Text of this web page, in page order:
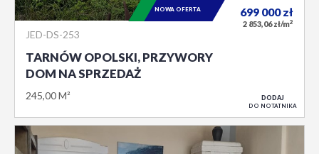
JED-DS-253
TARNÓW OPOLSKI, PRZYWORY
DOM NA SPRZEDAŻ
245,00 M²
699 000zł
2 853,06 zł/m2
NOWA OFERTA
DODAJ
DO NOTATNIKA